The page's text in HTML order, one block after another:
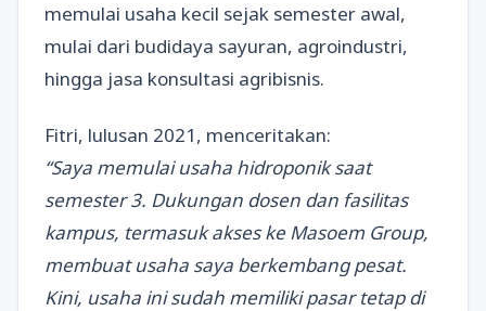
memulai usaha kecil sejak semester awal,
mulai dari budidaya sayuran, agroindustri,
hingga jasa konsultasi agribisnis.
Fitri, lulusan 2021, menceritakan:
“Saya memulai usaha hidroponik saat
semester 3. Dukungan dosen dan fasilitas
kampus, termasuk akses ke Masoem Group,
membuat usaha saya berkembang pesat.
Kini, usaha ini sudah memiliki pasar tetap di